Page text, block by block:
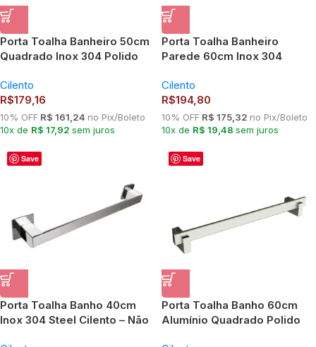
Porta Toalha Banheiro 50cm
Quadrado Inox 304 Polido
Cilento
R$179,16
10% OFF R$ 161,24 no Pix/Boleto
10x de R$ 17,92 sem juros
Porta Toalha Banheiro
Parede 60cm Inox 304
Não Enferruja Cilento
Cilento
R$194,80
10% OFF R$ 175,32 no Pix/Boleto
10x de R$ 19,48 sem juros
Save
Porta Toalha Banho 40cm
Inox 304 Steel Cilento – Não
Save
Porta Toalha Banho 60cm
Alumínio Quadrado Polido